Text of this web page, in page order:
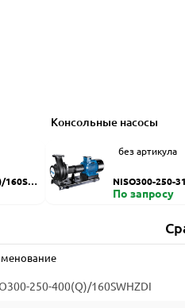
Консольные насосы
160SW
без артикула
NISO300-250-
ZDI
По запросу
250-400(Q)/160SWHZDI